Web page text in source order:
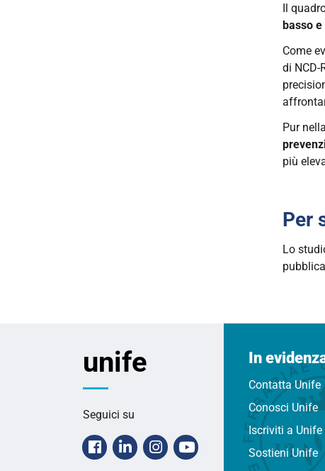
Il
basso
Come
di NCD-
Pur
più
Per
Lo
unife
Seguici su
Facebook
LinkedinInstagramYoutube
In
Contatta Unife
Conosci Unife
Iscriviti a Unife
Sostieni Unife